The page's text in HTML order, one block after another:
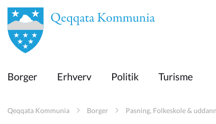
en
Borger
Erhverv
Politik
Borger Erhverv Politik Turisme
Qeqqata Kommunia Borger Pasning, Folkeskole &